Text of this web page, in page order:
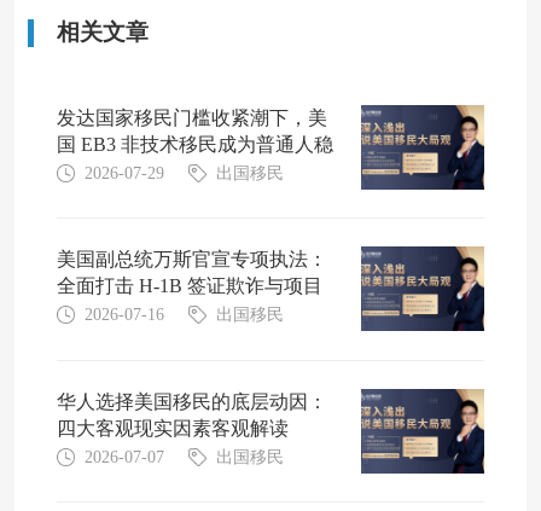
相关文章
发达国家移民门槛收紧潮下，美
国 EB3 非技术移民成为普通人稳
妥方案2026-07-29 出国移民
美国副总统万斯官宣专项执法：
全面打击 H-1B 签证欺诈与项目
滥用行为
2026-07-16 出国移民
华人选择美国移民的底层动因：
四大客观现实因素客观解读
2026-07-07 出国移民